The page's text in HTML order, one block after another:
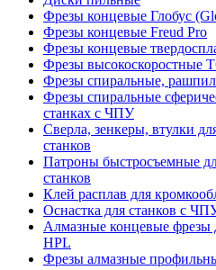
Фрезы концевые Глобус
Фрезы концевые Freud Pro
Фрезы концевые
Фрезы высокоскоростные
Фрезы спиральные,
Фрезы спиральные
станках с ЧПУ
Сверла, зенкеры, втулки
станков
Патроны быстросъемные
станков
Клей расплав для
Оснастка для станков с
Алмазные концевые
HPL
Фрезы алмазные